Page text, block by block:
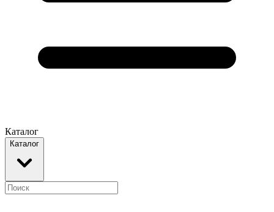
Каталог
Каталог